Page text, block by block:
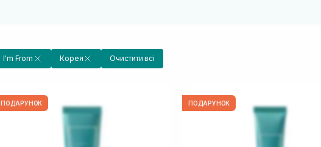
I'm From Корея Очистити всі
ПОДАРУНОК ПОДАРУНОК